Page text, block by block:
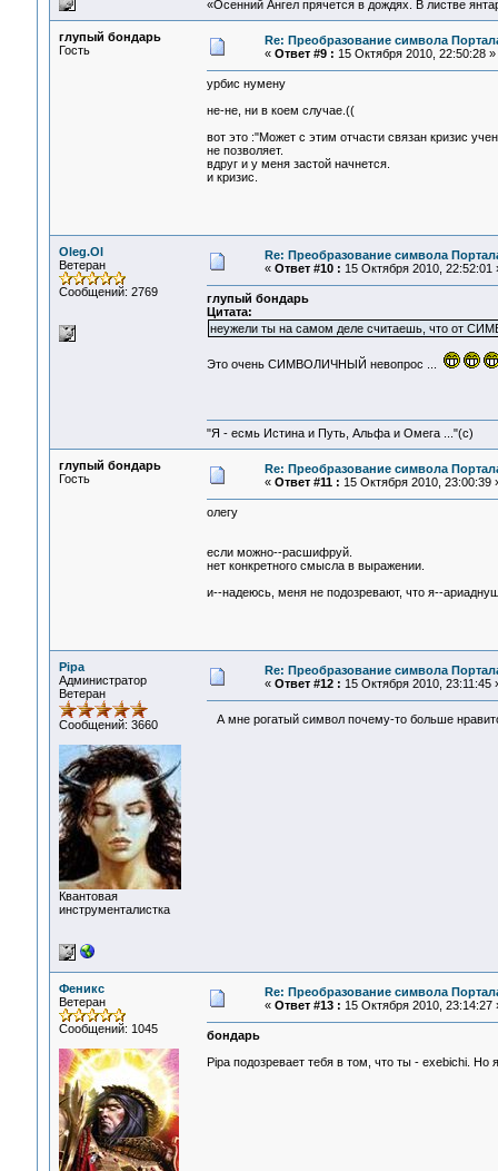
«Осенний Ангел прячется в дождях. В листве
глупый бондарь
Гость
Re: Преобразование символа
« Ответ #9 : 15 Октября 2010, 22:50:28 »
урбис нумену
не-не, ни в коем случае.((
вот это :"Может с этим отчасти связан кризис
не позволяет.
вдруг и у меня застой начнется.
и кризис.
Oleg.Ol
Ветеран
Сообщений: 2769
Re: Преобразование символа
« Ответ #10 : 15 Октября 2010, 22:52:01
глупый бoндарь
Цитата:
неужели ты на самом деле считаешь, что от
Это очень СИМВОЛИЧНЫЙ невопрос ...
"Я - есмь Истина и Путь, Альфа и Омега ..."(с)
глупый бондарь
Гость
Re: Преобразование символа
« Ответ #11 : 15 Октября 2010, 23:00:39
олегу
если можно--расшифруй.
нет конкретного смысла в выражении.
и--надеюсь, меня не подозревают, что я--
Pipa
Администратор
Ветеран
Сообщений: 3660
Квантовая
инструменталистка
Re: Преобразование символа
« Ответ #12 : 15 Октября 2010, 23:11:45
А мне рогатый символ почему-то больше
Феникс
Ветеран
Сообщений: 1045
Re: Преобразование символа
« Ответ #13 : 15 Октября 2010, 23:14:27
бондарь
Pipa подозревает тебя в том, что ты - exebichi.